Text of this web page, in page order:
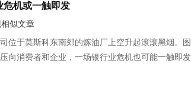
危机或一触即发
似文章
位于莫斯科东南郊的炼油厂上空升起滚滚黑烟。
向消费者和企业，一场银行业危机也可能一触即